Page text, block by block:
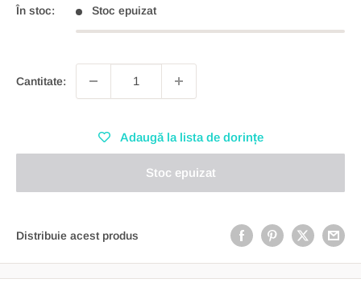
În stoc: Stoc epuizat
Cantitate:
Adaugă la lista de dorințe
Stoc epuizat
Distribuie acest produs